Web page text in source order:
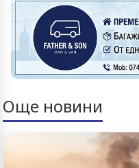
Още новини